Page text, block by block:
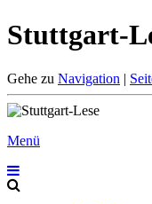
Stuttgart-
Gehe zu Navigation |
Menü